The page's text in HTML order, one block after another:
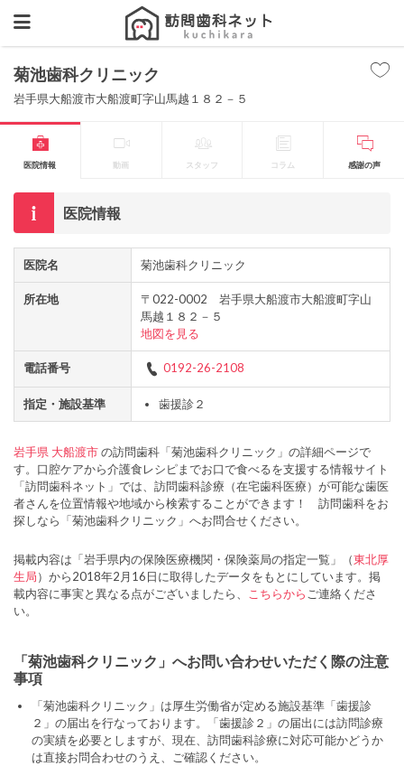
菊池歯科クリニック
岩手県大船渡市大船渡町字山馬越１８２－５
医院情報 動画 スタッフ コラム 感謝の声
医院情報
医院名 菊池歯科クリニック
所在地
〒022-0002 岩手県大船渡市大船渡町字山
馬越１８２－５
地図を見る
電話番号 0192-26-2108
指定・施設基準 歯援診２
岩手県 大船渡市の訪問歯科「菊池歯科クリニック」の詳細ページで
す。口腔ケアから介護食レシピまでお口で食べるを支援する情報サイト
「訪問歯科ネット」では、訪問歯科診療（在宅歯科医療）が可能な歯医
者さんを位置情報や地域から検索することができます！ 訪問歯科をお
探しなら「菊池歯科クリニック」へお問合せください。
掲載内容は「岩手県内の保険医療機関・保険薬局の指定一覧」（東北厚
生局）から2018年2月16日に取得したデータをもとにしています。掲
載内容に事実と異なる点がございましたら、
こちらから ご連絡くださ
い。
「菊池歯科クリニック」へお問い合わせいただく際の注意
事項
「菊池歯科クリニック」は厚生労働省が定める施設基準「歯援診
２」の届出を行なっております。「歯援診２」の届出には訪問診療
の実績を必要としますが、現在、訪問歯科診療に対応可能かどうか
は直接お問合わせのうえ、ご確認ください。